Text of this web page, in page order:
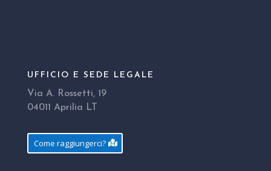
UFFICIO E SEDE LEGALE
Via A. Rossetti, 19
04011 Aprilia LT
Come raggiungerci?